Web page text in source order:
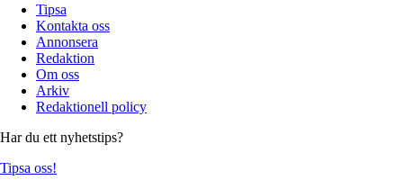
Tipsa
Kontakta oss
Annonsera
Redaktion
Om oss
Arkiv
Redaktionell policy
Har du ett nyhetstips?
Tipsa oss!